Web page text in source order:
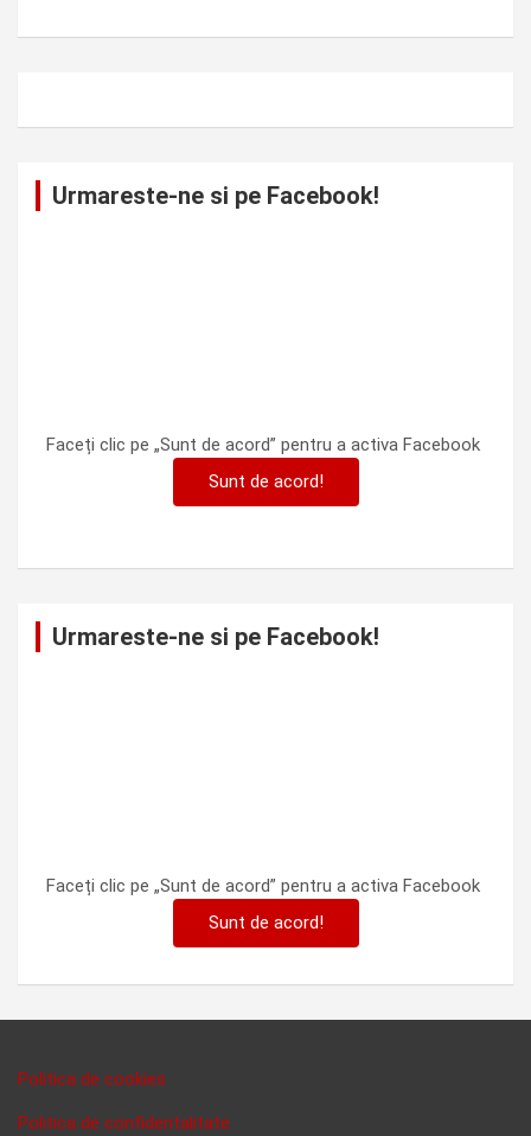
Urmareste-ne si pe Facebook!
Faceți clic pe „Sunt de acord” pentru a activa Facebook
Sunt de acord!
Urmareste-ne si pe Facebook!
Faceți clic pe „Sunt de acord” pentru a activa Facebook
Sunt de acord!
Politica de cookies
Politica de confidentalitate